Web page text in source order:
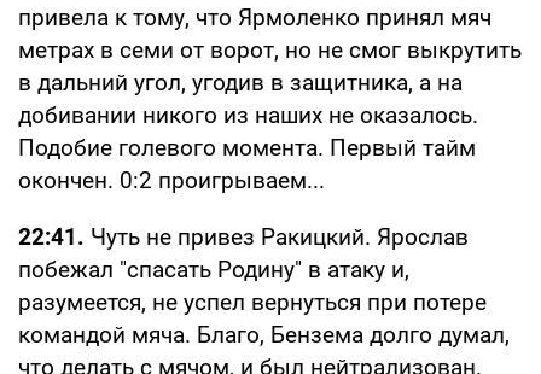
привела к тому, что Ярмоленко принял мяч
метрах в семи от ворот, но не смог выкрутить
в дальний угол, угодив в защитника, а на
добивании никого из наших не оказалось.
Подобие голевого момента. Первый тайм
окончен. 0:2 проигрываем...
22:41. Чуть не привез Ракицкий. Ярослав
побежал "спасать Родину" в атаку и,
разумеется, не успел вернуться при потере
командой мяча. Благо, Бензема долго думал,
что делать с мячом, и был нейтрализован.